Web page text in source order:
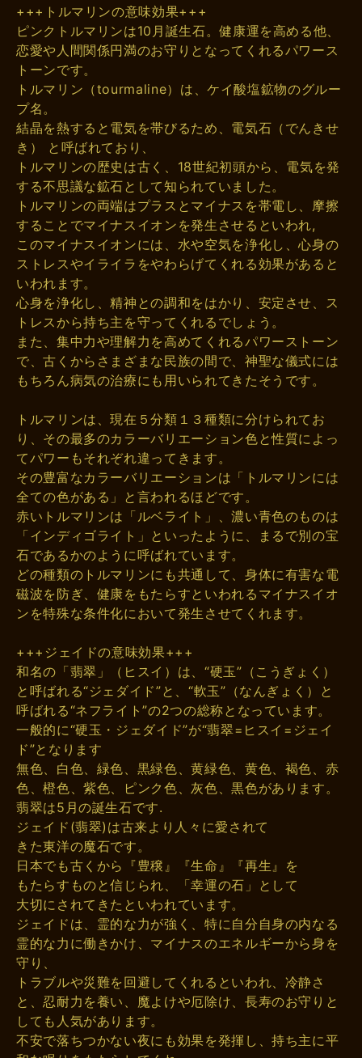
+++トルマリンの意味効果+++
ピンクトルマリンは10月誕生石。健康運を高める他、
恋愛や人間関係円満のお守りとなってくれるパワース
トーンです。
トルマリン（tourmaline）は、ケイ酸塩鉱物のグルー
プ名。
結晶を熱すると電気を帯びるため、電気石（でんきせ
き） と呼ばれており、
トルマリンの歴史は古く、18世紀初頭から、電気を発
する不思議な鉱石として知られていました。
トルマリンの両端はプラスとマイナスを帯電し、摩擦
することでマイナスイオンを発生させるといわれ,
このマイナスイオンには、水や空気を浄化し、心身の
ストレスやイライラをやわらげてくれる効果があると
いわれます。
心身を浄化し、精神との調和をはかり、安定させ、ス
トレスから持ち主を守ってくれるでしょう。
また、集中力や理解力を高めてくれるパワーストーン
で、古くからさまざまな民族の間で、神聖な儀式には
もちろん病気の治療にも用いられてきたそうです。
トルマリンは、現在５分類１３種類に分けられてお
り、その最多のカラーバリエーション色と性質によっ
てパワーもそれぞれ違ってきます。
その豊富なカラーバリエーションは「トルマリンには
全ての色がある」と言われるほどです。
赤いトルマリンは「ルベライト」、濃い青色のものは
「インディゴライト」といったように、まるで別の宝
石であるかのように呼ばれています。
どの種類のトルマリンにも共通して、身体に有害な電
磁波を防ぎ、健康をもたらすといわれるマイナスイオ
ンを特殊な条件化において発生させてくれます。
+++ジェイドの意味効果+++
和名の「翡翠」（ヒスイ）は、“硬玉”（こうぎょく）
と呼ばれる“ジェダイド”と、“軟玉”（なんぎょく）と
呼ばれる“ネフライト”の2つの総称となっています。
一般的に“硬玉・ジェダイド”が“翡翠=ヒスイ=ジェイ
ド”となります
無色、白色、緑色、黒緑色、黄緑色、黄色、褐色、赤
色、橙色、紫色、ピンク色、灰色、黒色があります。
翡翠は5月の誕生石です.
ジェイド(翡翠)は古来より人々に愛されて
きた東洋の魔石です。
日本でも古くから『豊穣』『生命』『再生』を
もたらすものと信じられ、「幸運の石」として
大切にされてきたといわれています。
ジェイドは、霊的な力が強く、特に自分自身の内なる
霊的な力に働きかけ、マイナスのエネルギーから身を
守り、
トラブルや災難を回避してくれるといわれ、冷静さ
と、忍耐力を養い、魔よけや厄除け、長寿のお守りと
しても人気があります。
不安で落ちつかない夜にも効果を発揮し、持ち主に平